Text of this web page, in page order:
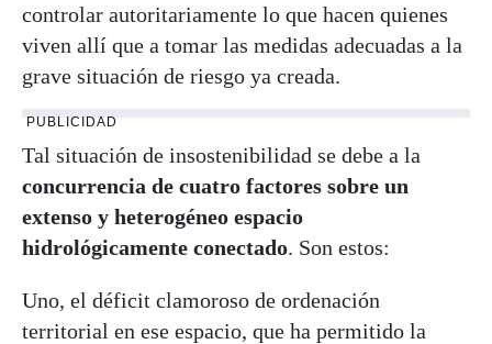
controlar autoritariamente lo que hacen quienes
viven allí que a tomar las medidas adecuadas a la
grave situación de riesgo ya creada.
PUBLICIDAD
Tal situación de insostenibilidad se debe a la
concurrencia de cuatro factores sobre un
extenso y heterogéneo espacio
hidrológicamente conectado. Son estos:
Uno, el déficit clamoroso de ordenación
territorial en ese espacio, que ha permitido la